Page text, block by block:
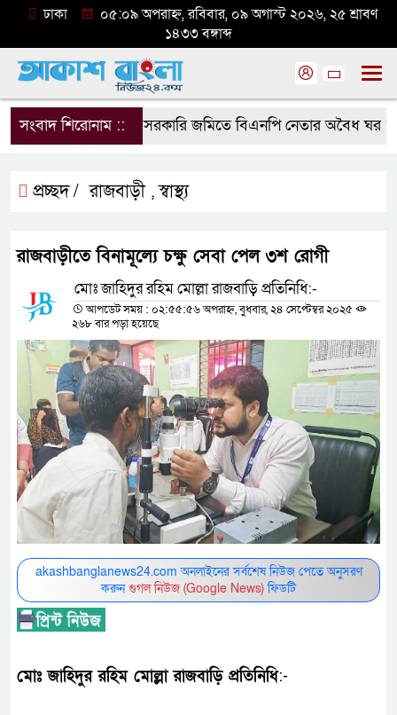
ঢাকা
০৫:০৯ অপরাহ্ন, রবিবার, ০৯ অগাস্ট ২০২৬, ২৫ শ্রাবণ
১৪৩৩ বঙ্গাব্দ
সংবাদ শিরোনাম ::সরকারি জমিতে বিএনপি নেতার অবৈধ ঘর
প্রচ্ছদ / রাজবাড়ী ,স্বাস্থ্য
রাজবাড়ীতে বিনামূল্যে চক্ষু সেবা পেল ৩শ রোগী
মোঃ জাহিদুর রহিম মোল্লা রাজবাড়ি প্রতিনিধি:-
আপডেট সময় : ০২:৫৫:৫৬ অপরাহ্ন, বুধবার, ২৪ সেপ্টেম্বর ২০২৫
২৬৮ বার পড়া হয়েছে
akashbanglanews24.com অনলাইনের সর্বশেষ নিউজ পেতে অনুসরণ
করুনগুগল নিউজ (Google News)ফিডটি
মোঃ জাহিদুর রহিম মোল্লা রাজবাড়ি প্রতিনিধি:-